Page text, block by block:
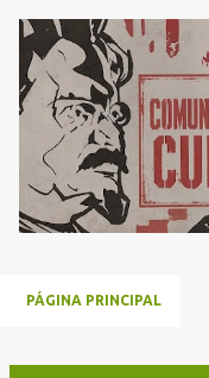
Ir al
PÁGINA PRINCIPAL